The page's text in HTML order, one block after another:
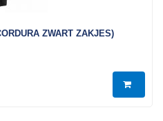
ZWART ZAKJES)